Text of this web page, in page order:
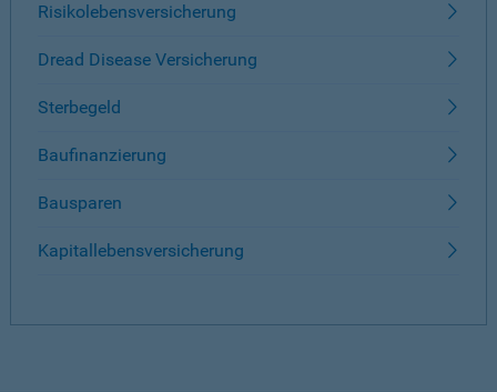
Risikolebensversicherung
Dread Disease Versicherung
Sterbegeld
Baufinanzierung
Bausparen
Kapitallebensversicherung